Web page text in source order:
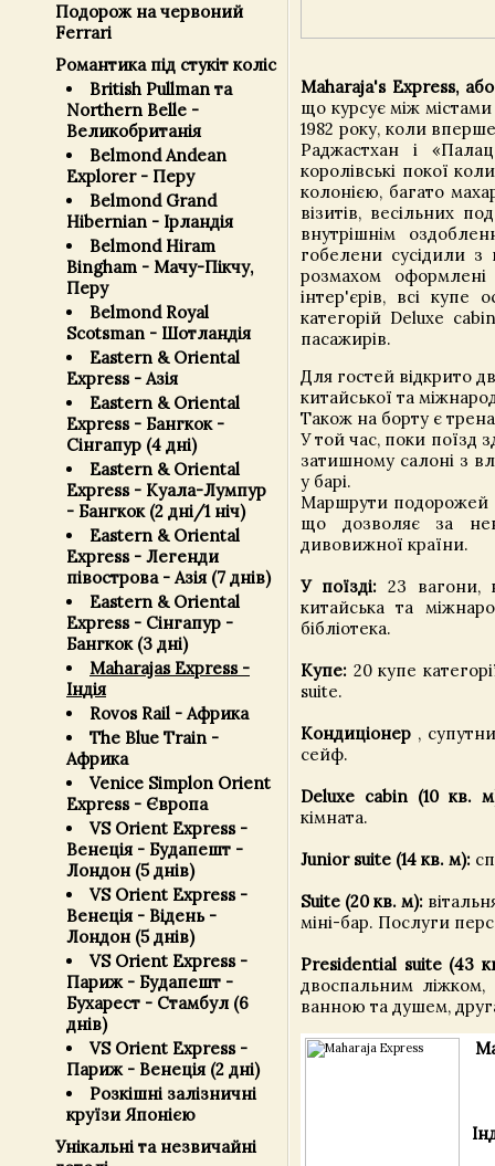
Подорож на червоний
Ferrari
Романтика під стукіт коліс
British Pullman та
Northern Belle -
Великобританія
Belmond Andean
Explorer - Перу
Belmond Grand
Hibernian - Ірландія
Belmond Hiram
Bingham - Мачу-Пікчу,
Перу
Belmond Royal
Scotsman - Шотландія
Eastern & Oriental
Express - Азія
Eastern & Oriental
Express - Бангкок -
Сінгапур (4 дні)
Eastern & Oriental
Express - Куала-Лумпур
- Бангкок (2 дні/1 ніч)
Eastern & Oriental
Express - Легенди
півострова - Азія (7 днів)
Eastern & Oriental
Express - Сінгапур -
Бангкок (3 дні)
Maharajas Express -
Індія
Rovos Rail - Африка
The Blue Train -
Африка
Venice Simplon Orient
Express - Європа
VS Orient Express -
Венеція - Будапешт -
Лондон (5 днів)
VS Orient Express -
Венеція - Відень -
Лондон (5 днів)
VS Orient Express -
Париж - Будапешт -
Бухарест - Стамбул (6
днів)
VS Orient Express -
Париж - Венеція (2 дні)
Розкішні залізничні
круїзи Японією
Унікальні та незвичайні
Maharaja's Express,
що курсує між
1982 року, коли
Раджастхан і
королівські покої
колонією, багато
візитів, весільних
внутрішнім
гобелени сусідили
розмахом
інтер'єрів, всі купе
категорій Deluxe
пасажирів.
Для гостей відкрито
китайської та
Також на борту є
У той час, поки поїзд
затишному салоні з
у барі.
Маршрути подорожей
що дозволяє за
дивовижної країни.
У поїзді:23 вагони,
китайська та
бібліотека.
Купе: 20 купе
suite.
Кондиціонер ,
сейф.
Deluxe cabin (10 кв.
кімната.
Junior suite (14 кв. м):
Suite (20 кв. м):
міні-бар. Послуги
Presidential suite (43
двоспальним
ванною та душем,